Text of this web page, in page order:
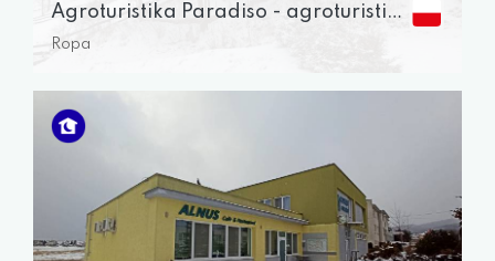
Agroturistika Paradiso - agroturistická farma
Ropa